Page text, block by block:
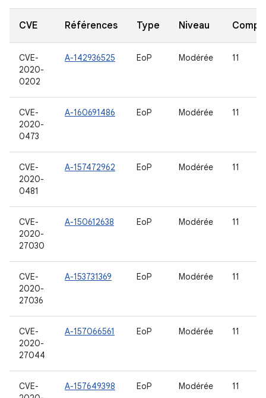
CVE Références Type Niveau
CVE-
2020-
0202
A-142936525 EoP Modérée 11
CVE-
2020-
0473
A-160691486 EoP Modérée 11
CVE-
2020-
0481
A-157472962 EoP Modérée 11
CVE-
2020-
27030
A-150612638 EoP Modérée 11
CVE-
2020-
27036
A-153731369 EoP Modérée 11
CVE-
2020-
27044
A-157066561 EoP Modérée 11
CVE-
A-157649398 EoP Modérée 11